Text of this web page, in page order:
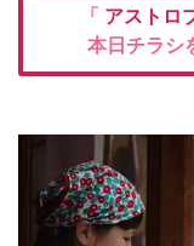
「 アストロ
本日チラシ